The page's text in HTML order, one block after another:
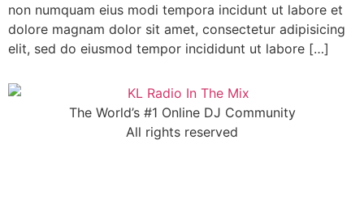
non numquam eius modi tempora incidunt ut labore et
dolore magnam dolor sit amet, consectetur adipisicing
elit, sed do eiusmod tempor incididunt ut labore […]
The World’s #1 Online DJ Community
All rights reserved